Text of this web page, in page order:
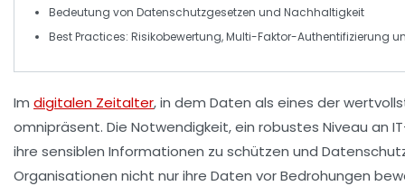
Bedeutung von Datenschutzgesetzen und Nachhaltigkeit
Best Practices: Risikobewertung,Multi-Faktor-Authentifizierung
Im digitalen Zeitalter, in dem Daten als eines der
omnipräsent. Die Notwendigkeit, ein robustes Niveau an
ihre sensiblen Informationen zu schützen und
Organisationen nicht nur ihre Daten vor Bedrohungen